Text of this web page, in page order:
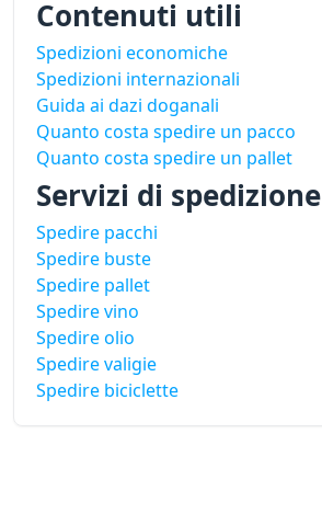
Contenuti utili
Spedizioni economiche
Spedizioni internazionali
Guida ai dazi doganali
Quanto costa spedire un pacco
Quanto costa spedire un pallet
Servizi di spedizione
Spedire pacchi
Spedire buste
Spedire pallet
Spedire vino
Spedire olio
Spedire valigie
Spedire biciclette